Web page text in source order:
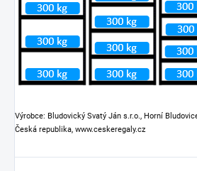
Výrobce: Bludovický Svatý Ján s.r.o., Horní
Česká republika, www.ceskeregaly.cz